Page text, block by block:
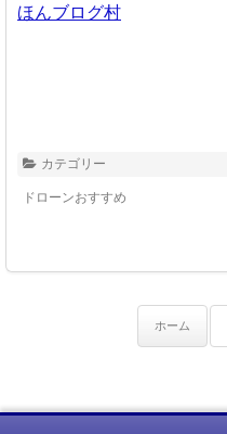
ほんブログ村
カテゴリー
ドローンおすすめ
ホーム